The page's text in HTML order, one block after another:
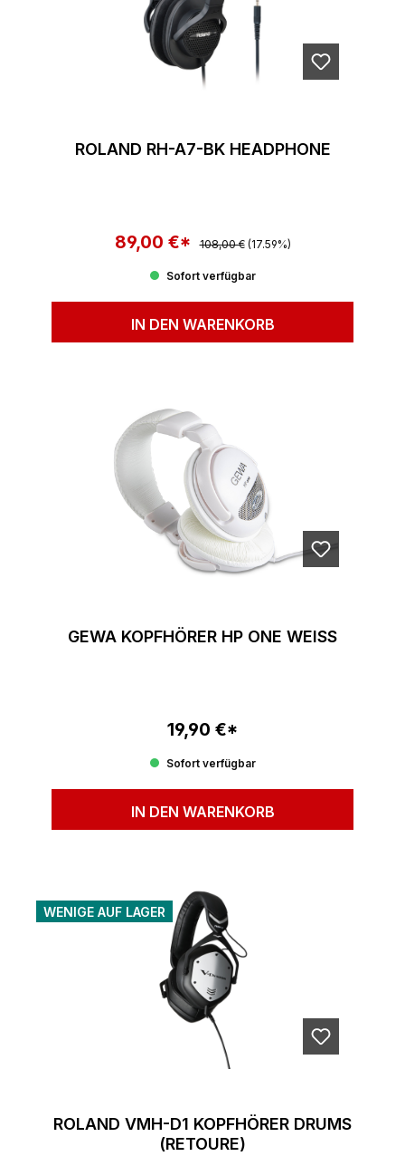
ROLAND RH-A7-BK HEADPHONE
Verkaufspreis:
89,00 €* Regulärer Preis:
108,00 € (17.59%)
Sofort verfügbar
IN DEN WARENKORB
GEWA KOPFHÖRER HP ONE WEISS
Regulärer Preis:
19,90 €*
Sofort verfügbar
IN DEN WARENKORB
WENIGE AUF LAGER
ROLAND VMH-D1 KOPFHÖRER DRUMS
(RETOURE)